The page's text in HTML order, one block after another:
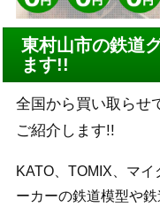
東村山市の鉄道
ます!!
全国から買い取らせ
ご紹介します!!
KATO、TOMIX、マ
ーカーの鉄道模型や